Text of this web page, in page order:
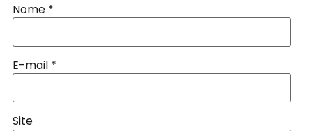
Nome *
E-mail *
Site